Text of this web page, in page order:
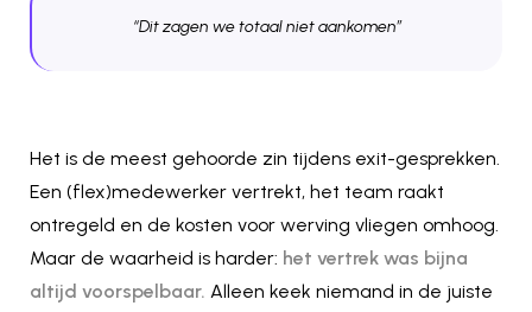
“Dit zagen we totaal niet aankomen”
Het is de meest gehoorde zin tijdens exit-gesprekken.
Een (flex)medewerker vertrekt, het team raakt
ontregeld en de kosten voor werving vliegen omhoog.
Maar de waarheid is harder: het vertrek was bijna
altijd voorspelbaar. Alleen keek niemand in de juiste